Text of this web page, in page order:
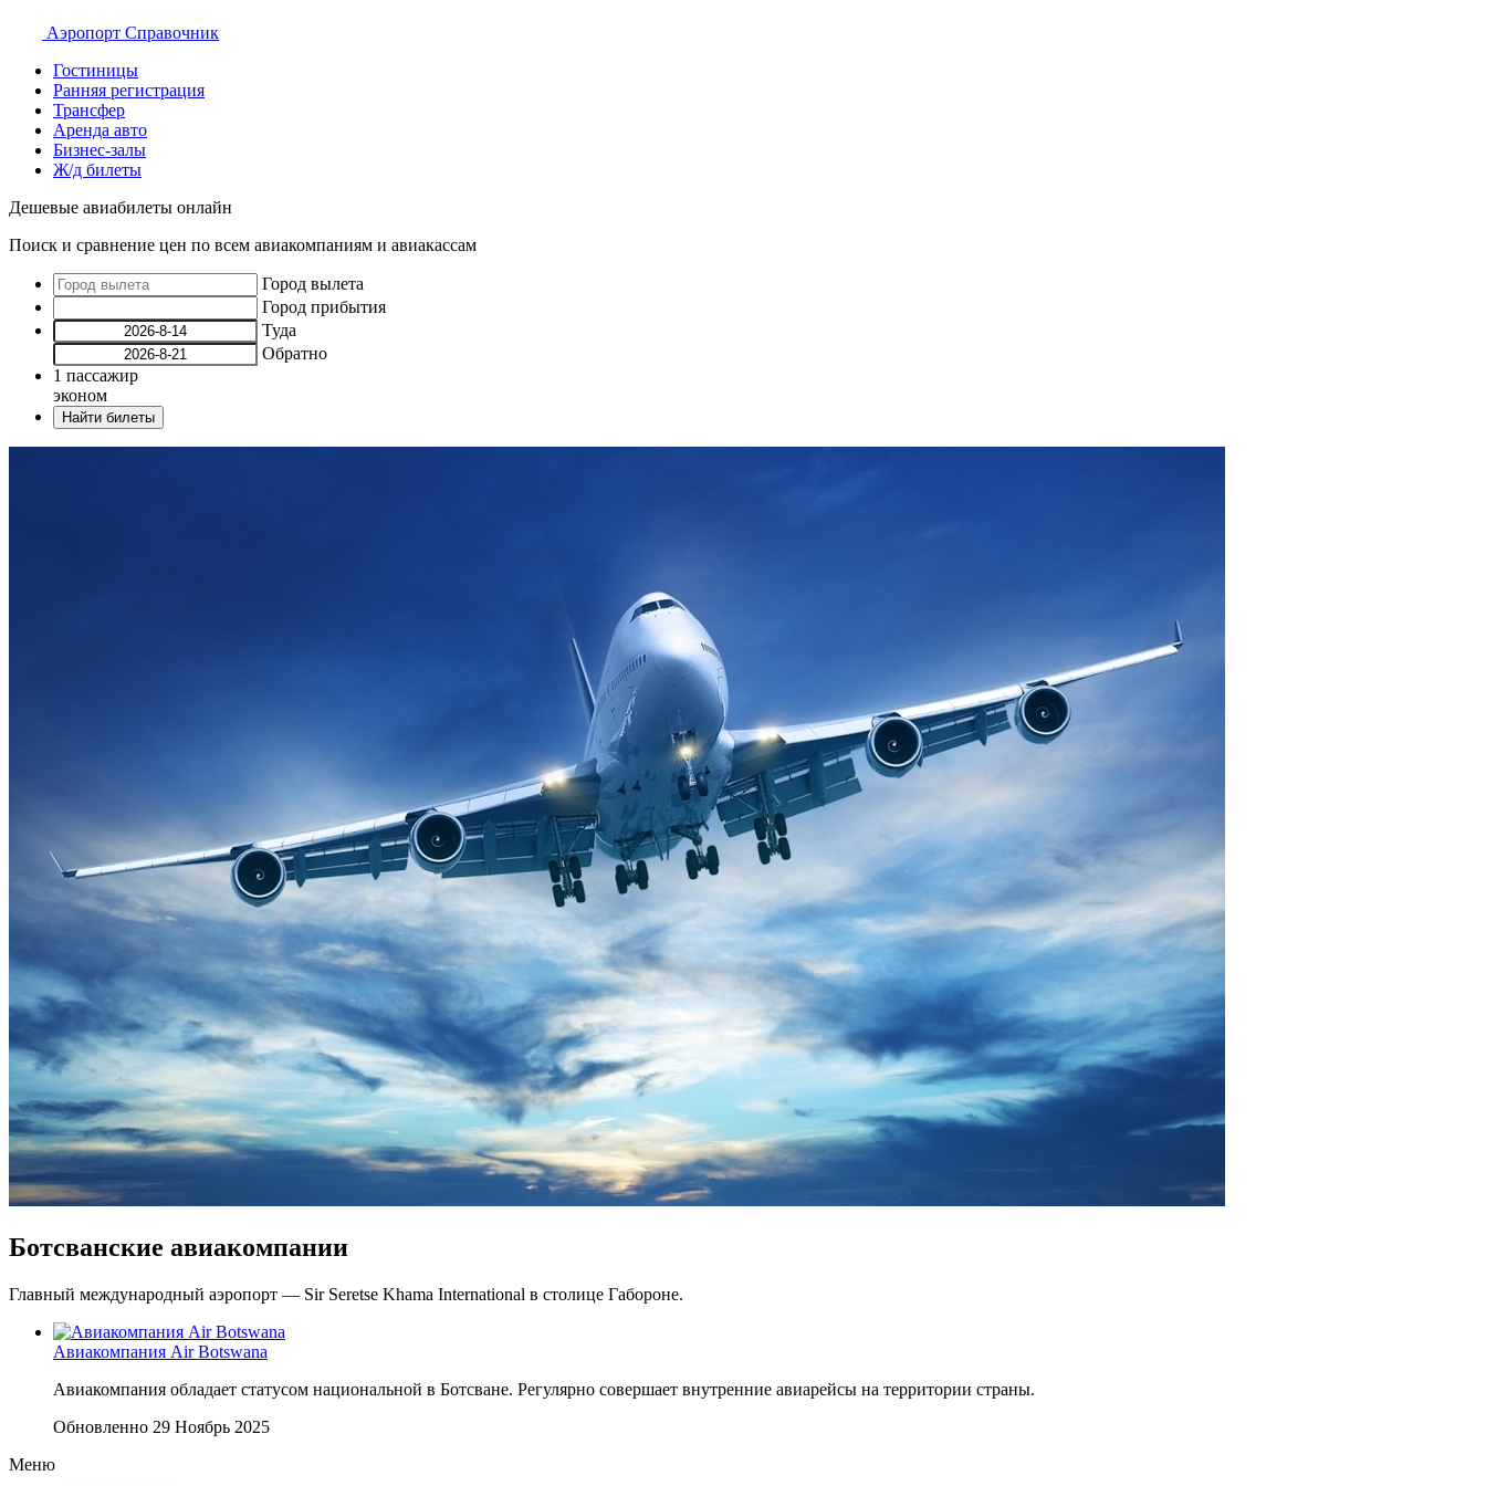
Аэропорт Справочник
Гостиницы
Ранняя регистрация
Трансфер
Аренда авто
Бизнес-залы
Ж/д билеты
Дешевые авиабилеты онлайн
Поиск и сравнение цен по всем авиакомпаниям и авиакассам
Город вылета
Город прибытия
Туда
Обратно
1 пассажир
эконом
Найти билеты
Ботсванские авиакомпании
Главный международный аэропорт — Sir Seretse Khama International в столице Габороне.
Авиакомпания Air Botswana
Авиакомпания обладает статусом национальной в Ботсване. Регулярно совершает внутренние авиарейсы на территории страны.
Обновленно 29 Ноябрь 2025
Меню